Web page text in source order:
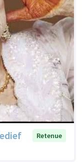
Retenue